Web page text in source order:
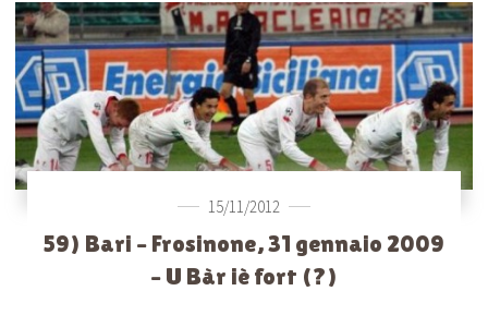
15/11/2012
59) Bari – Frosinone, 31 gennaio 2009
– U Bàr iè fort (?)